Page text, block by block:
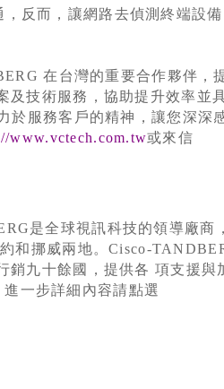
反而，讓網路去偵測終端設
在台灣的重要合作夥伴，
及技術服務，協助提升效率並
於服務客戶的精神，讓您深深
www.vctech.com.tw或來信
是全球視訊科技的領導廠商
和挪威兩地。Cisco-
銷九十餘國，提供各 項支援與
進一步詳細內容請點選